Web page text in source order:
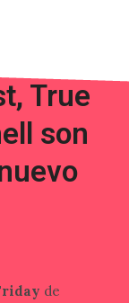
True
son
de